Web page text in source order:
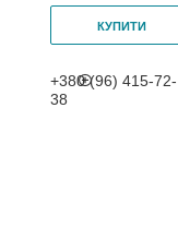
КУПИТИ
+380 (96) 415-72-
38